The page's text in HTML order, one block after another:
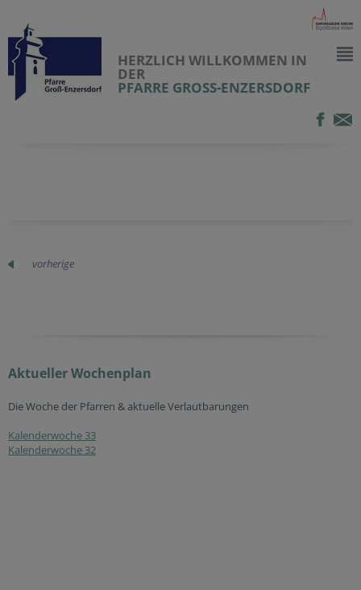
HERZLICH WILLKOMMEN IN
DER
PFARRE GROSS-ENZERSDORF
vorherige
Aktueller Wochenplan
Die Woche der Pfarren & aktuelle Verlautbarungen
Kalenderwoche 33
Kalenderwoche 32